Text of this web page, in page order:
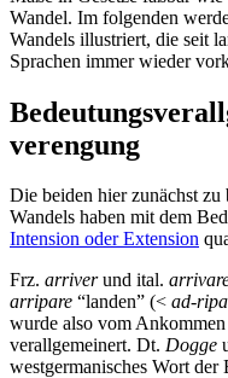
Wandel. Im folgenden
Wandels illustriert, die seit
Sprachen immer wieder
verengung
Die beiden hier zunächst zu
Wandels haben mit dem
Intension oder Extension
Frz. arriverund ital.
arripare “landen” (< ad-
wurde also vom
verallgemeinert. Dt. Dogge
westgermanisches Wort der